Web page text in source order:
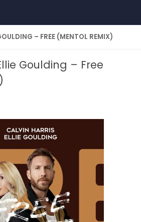
– FREE (MENTOL REMIX)
Goulding – Free